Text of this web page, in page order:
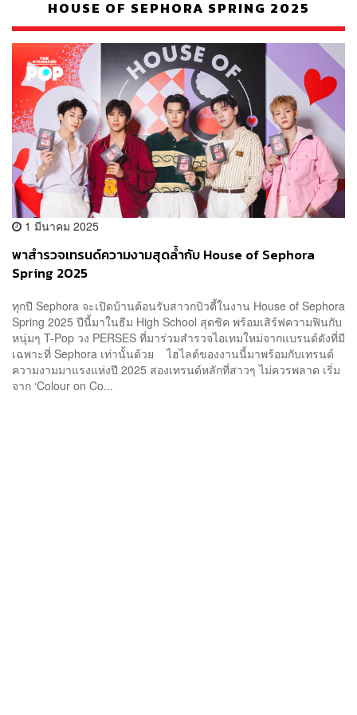
HOUSE OF SEPHORA SPRING 2025
1 มีนาคม 2025
พาสำรวจเทรนด์ความงามสุดล้ำกับ House of Sephora
Spring 2025
ทุกปี Sephora จะเปิดบ้านต้อนรับสาวกบิวตี้ในงาน House of Sephora
Spring 2025 ปีนี้มาในธีม High School สุดชิค พร้อมเสิร์ฟความฟินกับ
หนุ่มๆ T-Pop วง PERSES ที่มาร่วมสำรวจไอเทมใหม่จากแบรนด์ดังที่มี
เฉพาะที่ Sephora เท่านั้นด้วย ไฮไลต์ของงานนี้มาพร้อมกับเทรนด์
ความงามมาแรงแห่งปี 2025 สองเทรนด์หลักที่สาวๆ ไม่ควรพลาด เริ่ม
จาก ‘Colour on Co...